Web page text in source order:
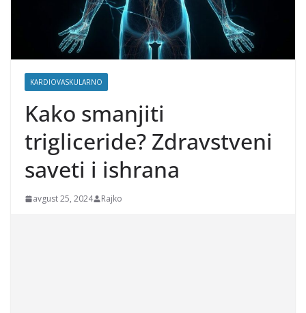
KARDIOVASKULARNO
Kako smanjiti
trigliceride? Zdravstveni
saveti i ishrana
avgust 25, 2024 Rajko